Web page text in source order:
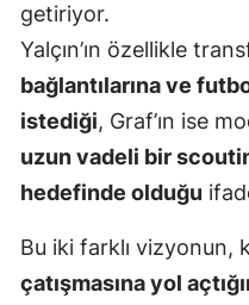
getiriyor.
Yalçın’ın özellikle
bağlantılarına ve
istediği, Graf’ın ise
uzun vadeli bir
hedefinde olduğu
Bu iki farklı vizyonun,
çatışmasına yol